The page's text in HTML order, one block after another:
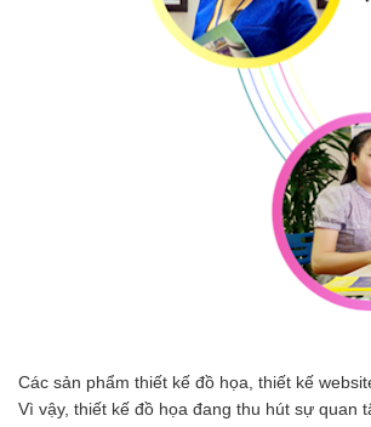
Các sản phẩm thiết kế đồ họa, thiết kế
Vì vậy, thiết kế đồ họa đang thu hút sự quan